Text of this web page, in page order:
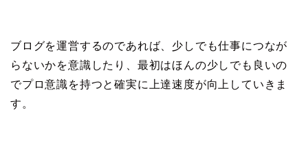
ブログを運営するのであれば、少しでも仕事につなが
らないかを意識したり、最初はほんの少しでも良いの
でプロ意識を持つと確実に上達速度が向上していきま
す。